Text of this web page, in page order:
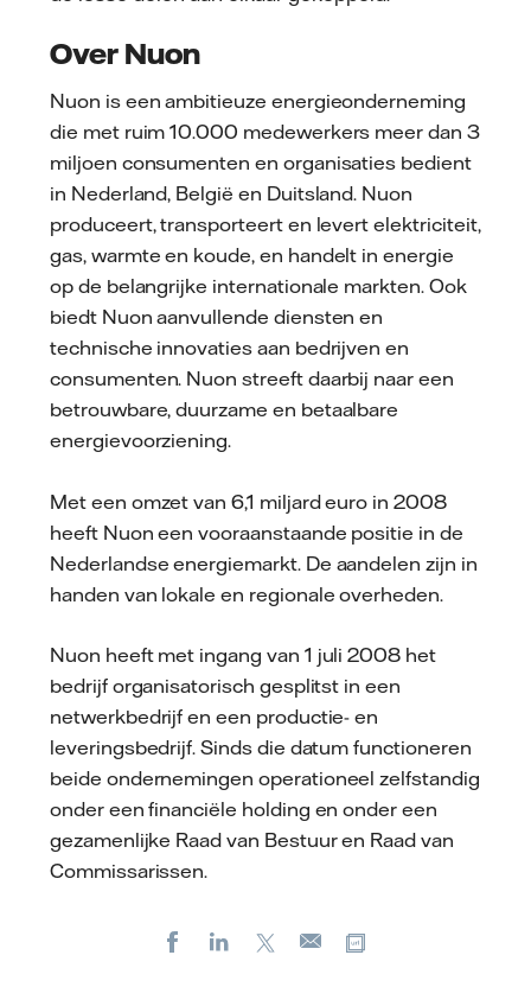
Over Nuon
Nuon is een ambitieuze energieonderneming
die met ruim 10.000 medewerkers meer dan 3
miljoen consumenten en organisaties bedient
in Nederland, België en Duitsland. Nuon
produceert, transporteert en levert elektriciteit,
gas, warmte en koude, en handelt in energie
op de belangrijke internationale markten. Ook
biedt Nuon aanvullende diensten en
technische innovaties aan bedrijven en
consumenten. Nuon streeft daarbij naar een
betrouwbare, duurzame en betaalbare
energievoorziening.
Met een omzet van 6,1 miljard euro in 2008
heeft Nuon een vooraanstaande positie in de
Nederlandse energiemarkt. De aandelen zijn in
handen van lokale en regionale overheden.
Nuon heeft met ingang van 1 juli 2008 het
bedrijf organisatorisch gesplitst in een
netwerkbedrijf en een productie- en
leveringsbedrijf. Sinds die datum functioneren
beide ondernemingen operationeel zelfstandig
onder een financiële holding en onder een
gezamenlijke Raad van Bestuur en Raad van
Commissarissen.
FacebookLinkedIn
E-